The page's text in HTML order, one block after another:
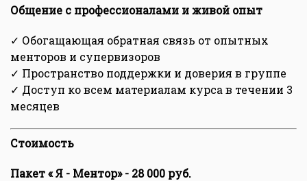
Общение с профессионалами и живой опыт
✓ Обогащающая обратная связь от опытных
менторов и супервизоров
✓ Пространство поддержки и доверия в группе
✓ Доступ ко всем материалам курса в течении 3
месяцев
Стоимость
Пакет « Я - Ментор» - 28 000 руб.